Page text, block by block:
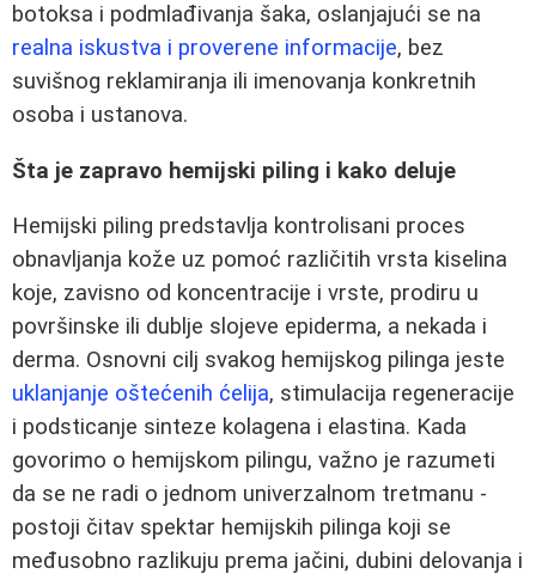
botoksa i podmlađivanja šaka, oslanjajući se na
realna iskustva i proverene informacije, bez
suvišnog reklamiranja ili imenovanja konkretnih
osoba i ustanova.
Šta je zapravo hemijski piling i kako deluje
Hemijski piling predstavlja kontrolisani proces
obnavljanja kože uz pomoć različitih vrsta kiselina
koje, zavisno od koncentracije i vrste, prodiru u
površinske ili dublje slojeve epiderma, a nekada i
derma. Osnovni cilj svakog hemijskog pilinga jeste
uklanjanje oštećenih ćelija, stimulacija regeneracije
i podsticanje sinteze kolagena i elastina. Kada
govorimo o hemijskom pilingu, važno je razumeti
da se ne radi o jednom univerzalnom tretmanu -
postoji čitav spektar hemijskih pilinga koji se
međusobno razlikuju prema jačini, dubini delovanja i